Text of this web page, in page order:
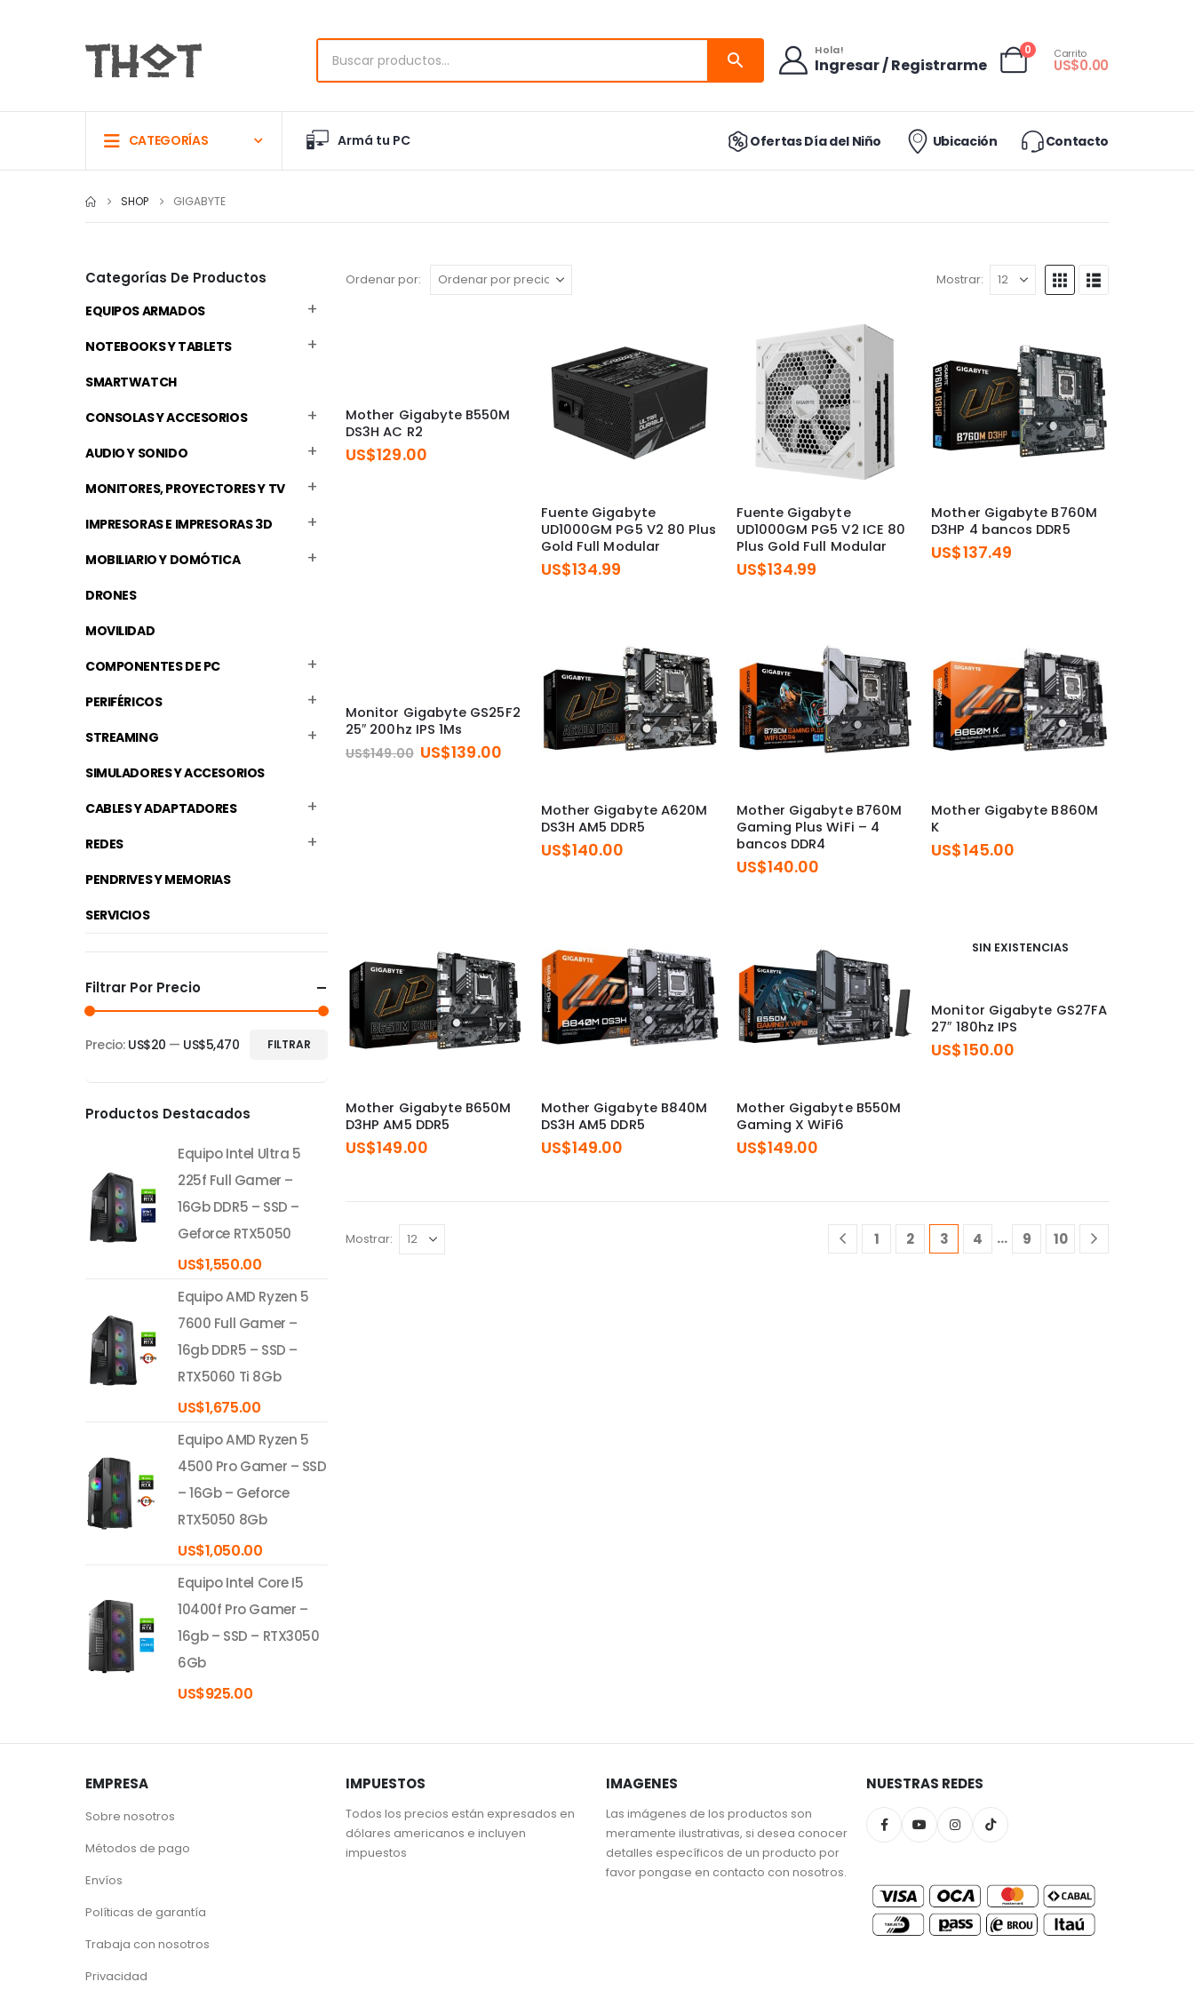
Hola!
Ingresar / Registrarme
0 Carrito
US$0.00
CATEGORÍAS Armá tu PC Ofertas Día del Niño Ubicación Contacto
SHOP GIGABYTE
Ordenar por: Mostrar:
Mother Gigabyte B550M
DS3H AC R2
US$129.00
Fuente Gigabyte
UD1000GM PG5 V2 80 Plus
Gold Full Modular
US$134.99
Fuente Gigabyte
UD1000GM PG5 V2 ICE 80
Plus Gold Full Modular
US$134.99
Mother Gigabyte B760M
D3HP 4 bancos DDR5
US$137.49
Monitor Gigabyte GS25F2
25″ 200hz IPS 1Ms
US$149.00 El
US$139.00El
US$139.00.
Mother Gigabyte A620M
DS3H AM5 DDR5
US$140.00
Mother Gigabyte B760M
Gaming Plus WiFi – 4
bancos DDR4
US$140.00
Mother Gigabyte B860M
K
US$145.00
Mother Gigabyte B650M
D3HP AM5 DDR5
US$149.00
Mother Gigabyte B840M
DS3H AM5 DDR5
US$149.00
Mother Gigabyte B550M
Gaming X WiFi6
US$149.00
SIN EXISTENCIAS
Monitor Gigabyte GS27FA
27″ 180hz IPS
US$150.00
Mostrar: 1 2 3 4 … 9 10
Categorías De Productos
EQUIPOS ARMADOS
NOTEBOOKS Y TABLETS
SMARTWATCH
CONSOLAS Y ACCESORIOS
AUDIO Y SONIDO
MONITORES, PROYECTORES Y TV
IMPRESORAS E IMPRESORAS 3D
MOBILIARIO Y DOMÓTICA
DRONES
MOVILIDAD
COMPONENTES DE PC
PERIFÉRICOS
STREAMING
SIMULADORES Y ACCESORIOS
CABLES Y ADAPTADORES
REDES
PENDRIVES Y MEMORIAS
SERVICIOS
Filtrar Por Precio
mínimo
máximo
FILTRAR
Precio: US$20 — US$5,470
Productos Destacados
Equipo Intel Ultra 5
225f Full Gamer –
16Gb DDR5 – SSD –
Geforce RTX5050
US$1,550.00
Equipo AMD Ryzen 5
7600 Full Gamer –
16gb DDR5 – SSD –
RTX5060 Ti 8Gb
US$1,675.00
Equipo AMD Ryzen 5
4500 Pro Gamer – SSD
– 16Gb – Geforce
RTX5050 8Gb
US$1,050.00
Equipo Intel Core I5
10400f Pro Gamer –
16gb – SSD – RTX3050
6Gb
US$925.00
EMPRESA
Sobre nosotros
Métodos de pago
Envíos
Políticas de garantía
Trabaja con nosotros
Privacidad
IMPUESTOS
Todos los precios están expresados en
dólares americanos e incluyen
impuestos
IMAGENES
Las imágenes de los productos son
meramente ilustrativas, si desea conocer
detalles específicos de un producto por
favor pongase en contacto con nosotros.
NUESTRAS REDES